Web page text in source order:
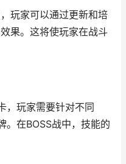
玩家可以通过更新和培
果。这将使玩家在战斗
，玩家需要针对不同
。在BOSS战中，技能的